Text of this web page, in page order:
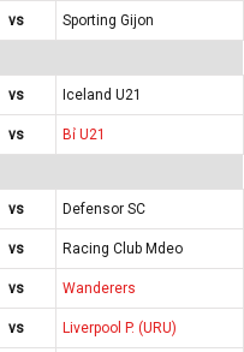
vs Sporting Gijon
vs
Iceland U21
vs Bỉ U21
vs
Defensor SC
vs
Racing Club Mdeo
vs
Wanderers
vs
Liverpool P. (URU)